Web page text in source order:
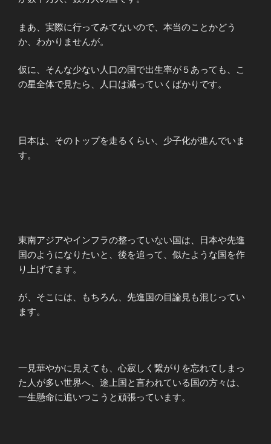
まあ、実際に行ってみてないので、本当のことかどう
か、わかりませんが。
仮に、そんな少ない人口の国で出生率が５あっても、こ
の星全体で見たら、人口は減っていくばかりです。
日本は、そのトップを走るくらい、少子化が進んでいま
す。
東南アジアやインフラの整っていない国は、日本や先進
国のようになりたいと、後を追って、似たような国を作
り上げてます。
が、そこには、もちろん、先進国の目論見も混じってい
ます。
一見華やかに見えても、心寂しく繋がりを忘れてしまっ
た人が多い世界へ、途上国と言われている国の方々は、
一生懸命に追いつこうと頑張っています。